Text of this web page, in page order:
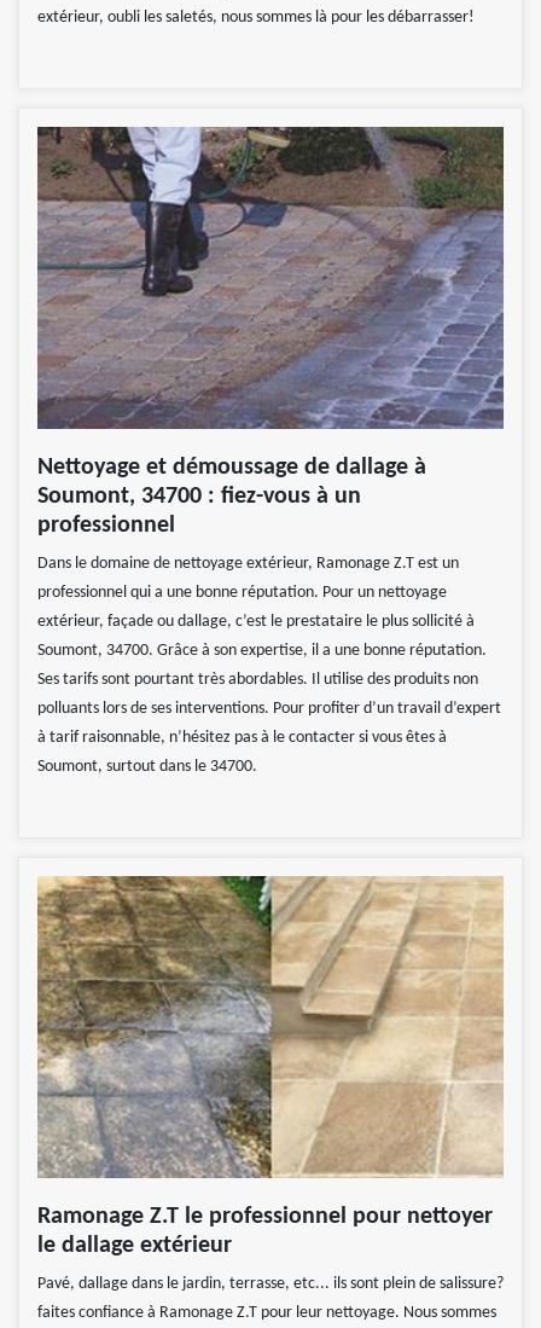
extérieur, oubli les saletés, nous sommes là pour les débarrasser!
Nettoyage et démoussage de dallage à
Soumont, 34700 : fiez-vous à un
professionnel
Dans le domaine de nettoyage extérieur, Ramonage Z.T est un
professionnel qui a une bonne réputation. Pour un nettoyage
extérieur, façade ou dallage, c’est le prestataire le plus sollicité à
Soumont, 34700. Grâce à son expertise, il a une bonne réputation.
Ses tarifs sont pourtant très abordables. Il utilise des produits non
polluants lors de ses interventions. Pour profiter d’un travail d’expert
à tarif raisonnable, n’hésitez pas à le contacter si vous êtes à
Soumont, surtout dans le 34700.
Ramonage Z.T le professionnel pour nettoyer
le dallage extérieur
Pavé, dallage dans le jardin, terrasse, etc... ils sont plein de salissure?
faites confiance à Ramonage Z.T pour leur nettoyage. Nous sommes